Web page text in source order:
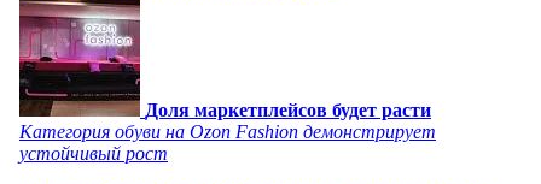
Доля маркетплейсов будет расти
Категория обуви на Ozon Fashion демонстрирует
устойчивый рост